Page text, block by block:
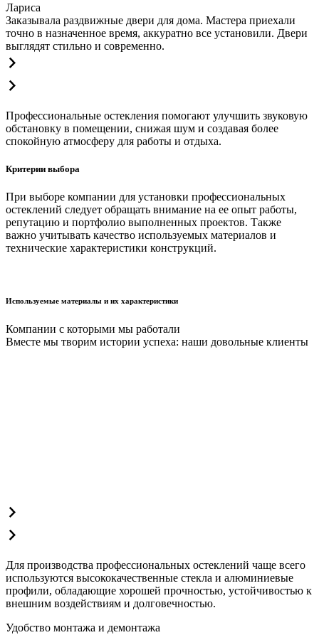
Лариса
Заказывала раздвижные двери для дома. Мастера приехали
точно в назначенное время, аккуратно все установили. Двери
выглядят стильно и современно.
Профессиональные остекления помогают улучшить звуковую
обстановку в помещении, снижая шум и создавая более
спокойную атмосферу для работы и отдыха.
Критерии выбора
При выборе компании для установки профессиональных
остеклений следует обращать внимание на ее опыт работы,
репутацию и портфолио выполненных проектов. Также
важно учитывать качество используемых материалов и
технические характеристики конструкций.
Используемые материалы и их характеристики
Компании с которыми мы работали
Вместе мы творим истории успеха: наши довольные клиенты
Для производства профессиональных остеклений чаще всего
используются высококачественные стекла и алюминиевые
профили, обладающие хорошей прочностью, устойчивостью к
внешним воздействиям и долговечностью.
Удобство монтажа и демонтажа